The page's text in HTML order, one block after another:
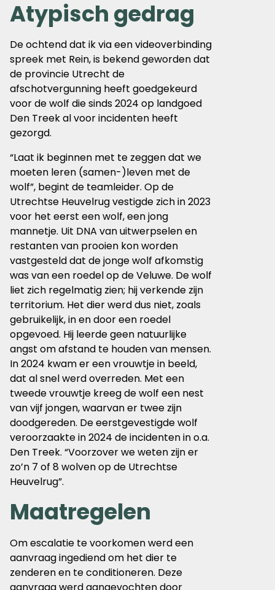
Atypisch gedrag
De ochtend dat ik via een videoverbinding
spreek met Rein, is bekend geworden dat
de provincie Utrecht de
afschotvergunning heeft goedgekeurd
voor de wolf die sinds 2024 op landgoed
Den Treek al voor incidenten heeft
gezorgd.
“Laat ik beginnen met te zeggen dat we
moeten leren (samen-)leven met de
wolf”, begint de teamleider. Op de
Utrechtse Heuvelrug vestigde zich in 2023
voor het eerst een wolf, een jong
mannetje. Uit DNA van uitwerpselen en
restanten van prooien kon worden
vastgesteld dat de jonge wolf afkomstig
was van een roedel op de Veluwe. De wolf
liet zich regelmatig zien; hij verkende zijn
territorium. Het dier werd dus niet, zoals
gebruikelijk, in en door een roedel
opgevoed. Hij leerde geen natuurlijke
angst om afstand te houden van mensen.
In 2024 kwam er een vrouwtje in beeld,
dat al snel werd overreden. Met een
tweede vrouwtje kreeg de wolf een nest
van vijf jongen, waarvan er twee zijn
doodgereden. De eerstgevestigde wolf
veroorzaakte in 2024 de incidenten in o.a.
Den Treek. “Voorzover we weten zijn er
zo’n 7 of 8 wolven op de Utrechtse
Heuvelrug”.
Maatregelen
Om escalatie te voorkomen werd een
aanvraag ingediend om het dier te
zenderen en te conditioneren. Deze
aanvraag werd aangevochten door